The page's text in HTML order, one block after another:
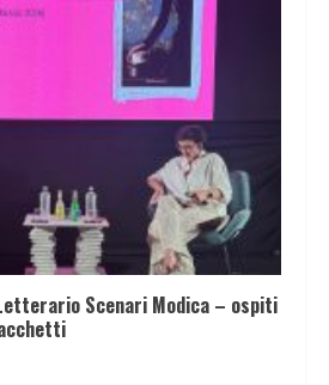
Scenari Modica – ospiti